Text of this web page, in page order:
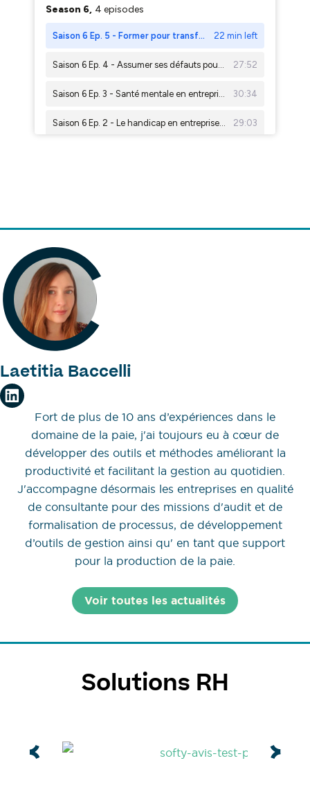
Laetitia Baccelli
Fort de plus de 10 ans d’expériences dans le
domaine de la paie, j'ai toujours eu à cœur de
développer des outils et méthodes améliorant la
productivité et facilitant la gestion au quotidien.
J'accompagne désormais les entreprises en qualité
de consultante pour des missions d'audit et de
formalisation de processus, de développement
d’outils de gestion ainsi qu' en tant que support
pour la production de la paie.
Voir toutes les actualités
Solutions RH